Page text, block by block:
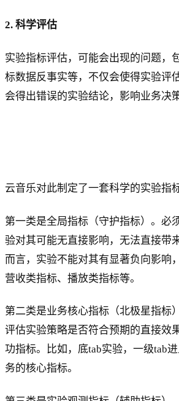
2. 科学评估
实验指标评估，可能会出现的问题，
标数据反事实等，不仅会使得实验评
会得出错误的实验结论，影响业务决策
云音乐对此制定了一套科学的实验指
第一类是全局指标（守护指标）。必
验对其可能无直接影响，无法直接带
而言，实验不能对其有显著负向影响
营收类指标、播放类指标等。
第二类是业务核心指标（北极星指标
评估实验策略是否符合预期的直接效
功指标。比如，底tab实验，一级tab
务的核心指标。